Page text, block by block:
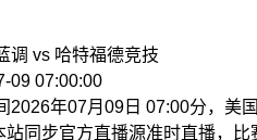
调 vs 哈特福德竞技
09 07:00:00
2026年07月09日 07:00分，美
同步官方直播源准时直播，